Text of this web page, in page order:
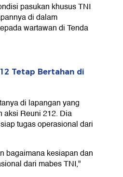
pasukan khusus TNI
di dalam
wartawan di Tenda
Tetap Bertahan di
di lapangan yang
aksi Reuni 212. Dia
tugas operasional dari
bagaimana kesiapan dan
dari mabes TNI,"